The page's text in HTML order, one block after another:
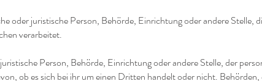
oder juristische Person, Behörde, Einrichtung oder andere Stelle,
verarbeitet.
Person, Behörde, Einrichtung oder andere Stelle, der
ob es sich bei ihr um einen Dritten handelt oder nicht. Behörden,